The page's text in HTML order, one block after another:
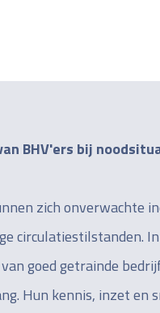
BHV'ers bij
zich onverwachte
circulatiestilstanden.
goed getrainde
Hun kennis, inzet en